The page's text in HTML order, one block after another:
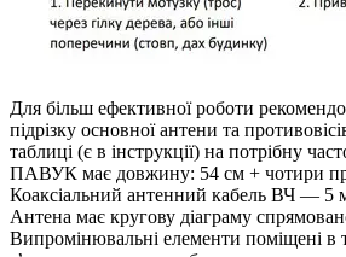
Для більш ефективної роботи
підрізку основної антени та
таблиці (є в інструкції) на потрібну
ПАВУК має довжину: 54 см + чотири
Коаксіальний антенний кабель ВЧ — 5 м
Антена має кругову діаграму
Випромінювальні елементи поміщені в